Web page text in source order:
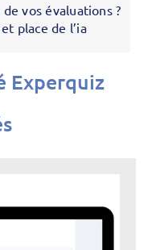
vos évaluations ?
place de l’ia
Experquiz